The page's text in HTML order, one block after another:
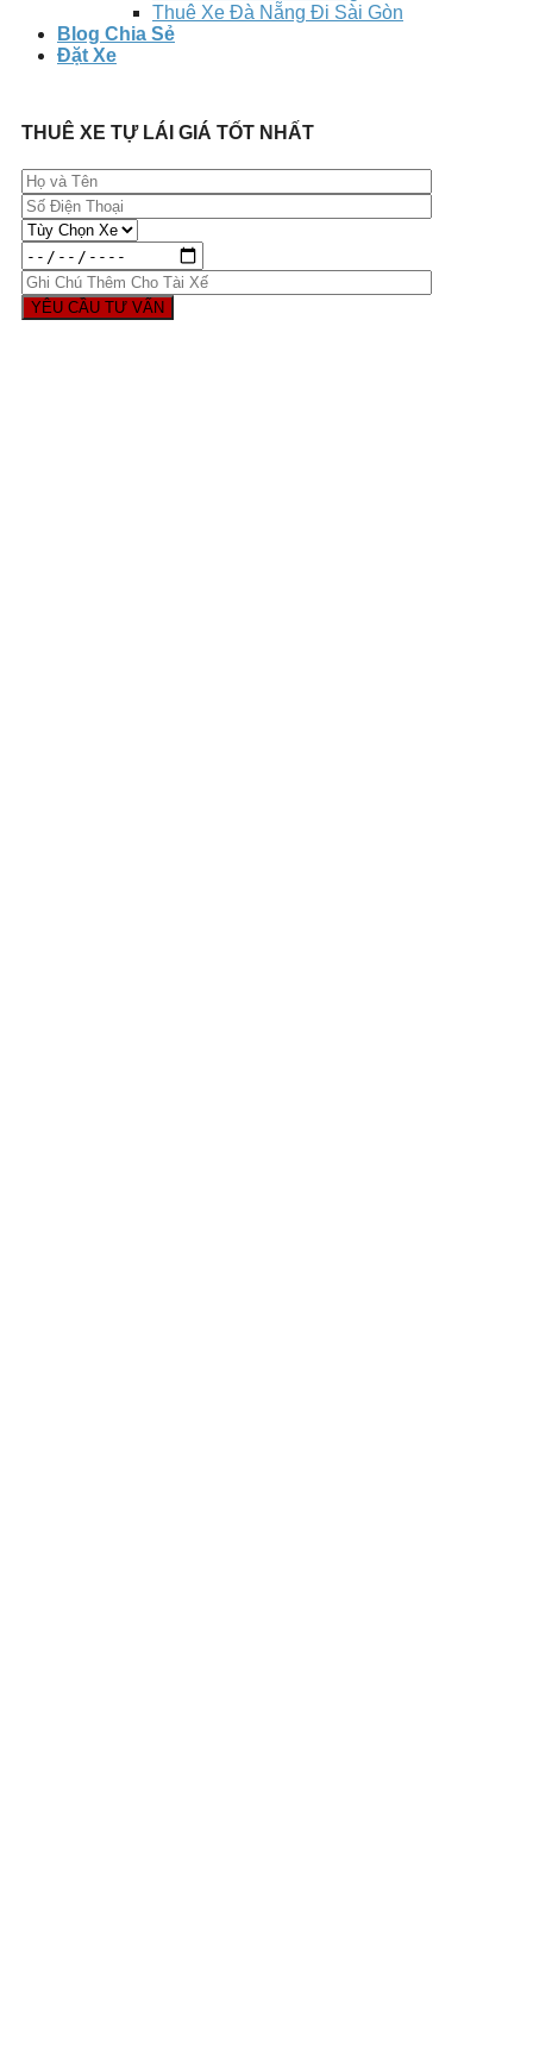
Thuê Xe Đà Nẵng Đi Sài Gòn
Blog Chia Sẻ
Đặt Xe
THUÊ XE TỰ LÁI GIÁ TỐT NHẤT